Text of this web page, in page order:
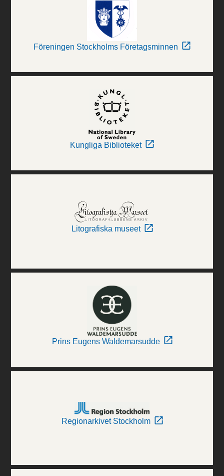
Föreningen Stockholms Företagsminnen
Kungliga Biblioteket
Litografiska museet
Prins Eugens Waldemarsudde
Regionarkivet Stockholm